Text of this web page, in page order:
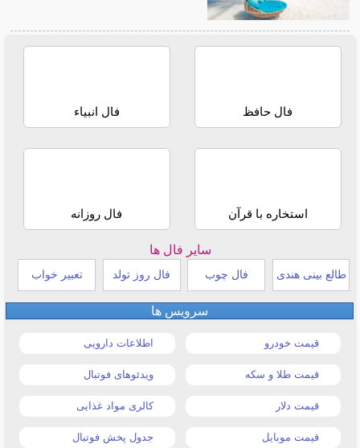
فال حافظ فال انبیاء
استخاره با قرآن فال روزانه
سایر فال ها
طالع بینی هندی فال چوب فال روز تولد تعبیر خواب
سرویس ها
قیمت خودرو اطلاعات دارویی
قیمت طلا و سکه ویدئوهای فوتبال
قیمت دلار کالری مواد غذایی
قیمت موبایل جدول پخش فوتبال